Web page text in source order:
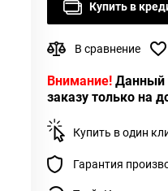
Купить в
В сравнение
Внимание! Данный
заказу только на
Купить в один
Гарантия